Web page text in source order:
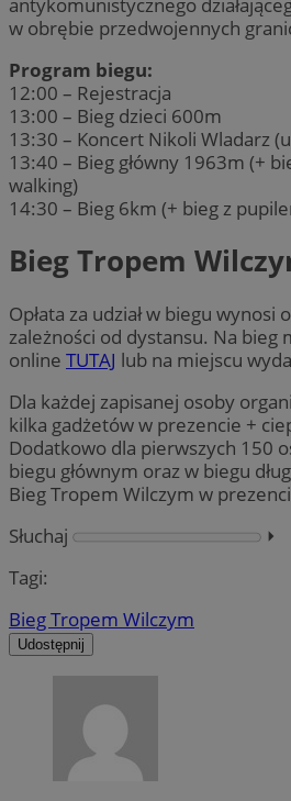
w obrębie przedwojennych
Program biegu:
12:00 – Rejestracja
13:00 – Bieg dzieci 600m
13:30 – Koncert Nikoli Wladarz
13:40 – Bieg główny 1963m (+
walking)
14:30 – Bieg 6km (+ bieg z
Bieg Tropem
Opłata za udział w biegu wynosi
zależności od dystansu. Na bieg
online TUTAJ lub na miejscu
Dla każdej zapisanej osoby
kilka gadżetów w prezencie +
Dodatkowo dla pierwszych 150
biegu głównym oraz w biegu
Bieg Tropem Wilczym w
Słuchaj
⏵︎
Tagi:
Bieg Tropem Wilczym
Udostępnij